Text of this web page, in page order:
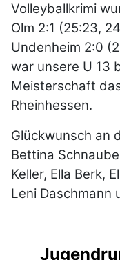
Volleyballkrimi
Olm 2:1 (25:23,
Undenheim 2:0
war unsere U 13
Meisterschaft
Rheinhessen.
Glückwunsch an
Bettina
Keller, Ella Berk,
Leni Daschmann